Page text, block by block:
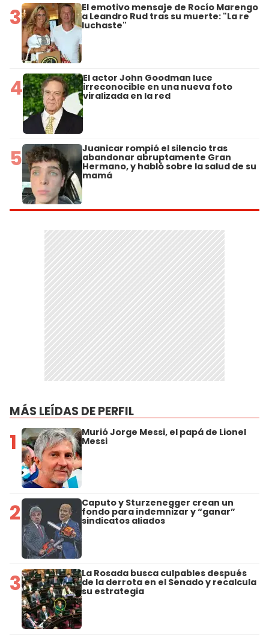
3 El emotivo mensaje de Rocío Marengo
a Leandro Rud tras su muerte: "La re
luchaste"
4 El actor John Goodman luce
irreconocible en una nueva foto
viralizada en la red
5 Juanicar rompió el silencio tras
abandonar abruptamente Gran
Hermano, y habló sobre la salud de su
mamá
MÁS LEÍDAS DE PERFIL
1 Murió Jorge Messi, el papá de Lionel
Messi
2 Caputo y Sturzenegger crean un
fondo para indemnizar y “ganar”
sindicatos aliados
3 La Rosada busca culpables después
de la derrota en el Senado y recalcula
su estrategia